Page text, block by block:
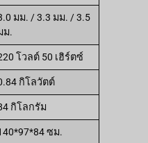
มม. / 3.3 มม. / 3.5
ม.
โวลต์ 50 เฮิร์ตซ์
กิโลวัตต์
กิโลกรัม
ซม.